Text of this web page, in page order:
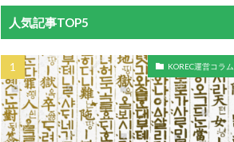
人気記事TOP5
KOREC運営コラム